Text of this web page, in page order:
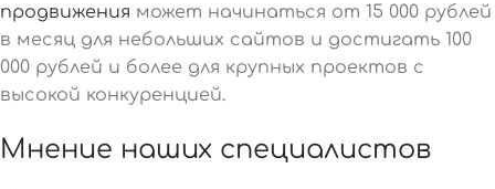
продвижения может начинаться от 15 000 рублей
в месяц для небольших сайтов и достигать 100
000 рублей и более для крупных проектов с
высокой конкуренцией.
Мнение наших специалистов